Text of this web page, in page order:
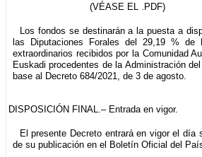
(VÉASE EL .PDF)
Los fondos se destinarán a la puesta a
las Diputaciones Forales del 29,19 % de
extraordinarios recibidos por la Comunidad
Euskadi procedentes de la Administración
base al Decreto 684/2021, de 3 de agosto.
DISPOSICIÓN FINAL.– Entrada en vigor.
El presente Decreto entrará en vigor el día
de su publicación en el Boletín Oficial del